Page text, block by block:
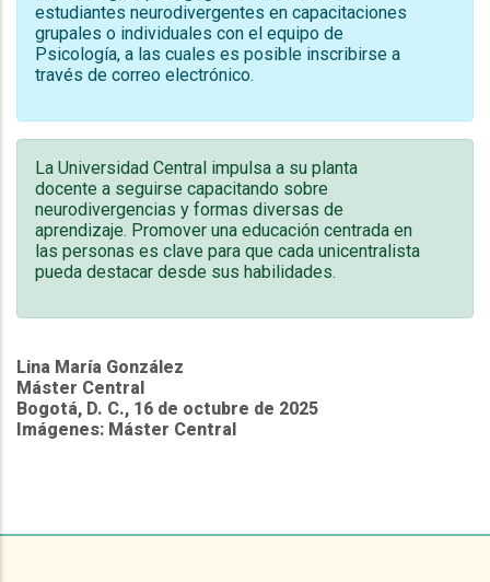
estudiantes neurodivergentes en capacitaciones
grupales o individuales con el equipo de
Psicología, a las cuales es posible inscribirse a
través de correo electrónico.
La Universidad Central impulsa a su planta
docente a seguirse capacitando sobre
neurodivergencias y formas diversas de
aprendizaje. Promover una educación centrada en
las personas es clave para que cada unicentralista
pueda destacar desde sus habilidades.
Lina María González
Máster Central
Bogotá, D. C., 16 de octubre de 2025
Imágenes: Máster Central